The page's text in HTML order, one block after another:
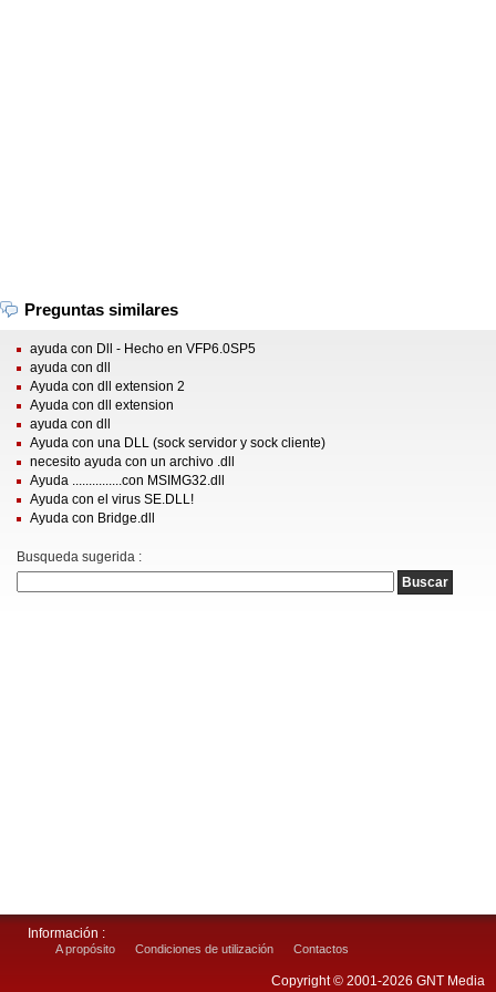
Preguntas similares
ayuda con Dll - Hecho en VFP6.0SP5
ayuda con dll
Ayuda con dll extension 2
Ayuda con dll extension
ayuda con dll
Ayuda con una DLL (sock servidor y sock cliente)
necesito ayuda con un archivo .dll
Ayuda ...............con MSIMG32.dll
Ayuda con el virus SE.DLL!
Ayuda con Bridge.dll
Busqueda sugerida :
Información :
A propósito Condiciones de utilización Contactos
Copyright © 2001-2026 GNT Media